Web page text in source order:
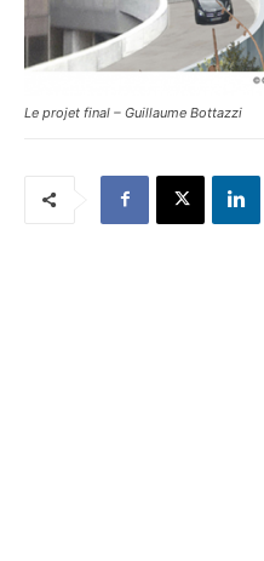
Le projet final – Guillaume Bottazzi